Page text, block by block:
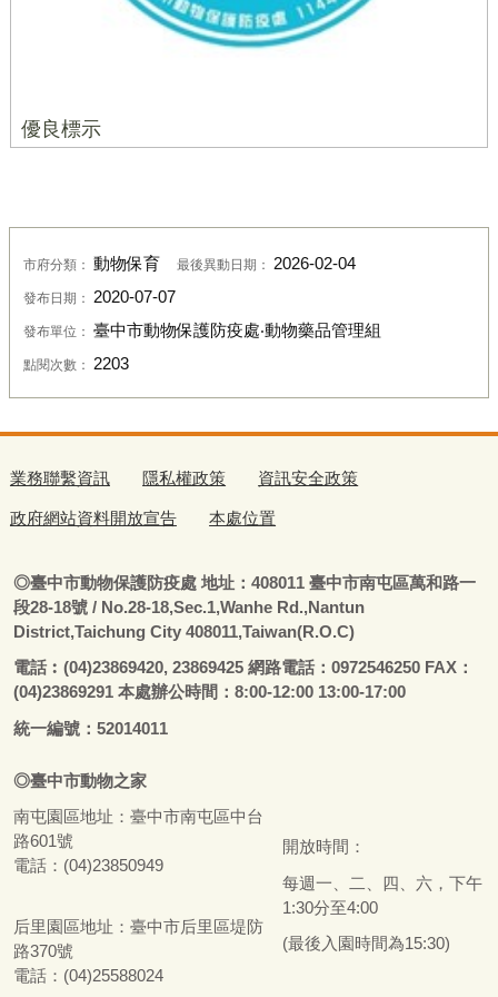
優良標示
市府分類： 動物保育 最後異動日期： 2026-02-04
發布日期： 2020-07-07
發布單位： 臺中市動物保護防疫處‧動物藥品管理組
點閱次數： 2203
業務聯繫資訊 隱私權政策 資訊安全政策
政府網站資料開放宣告 本處位置
◎臺中市動物保護防疫處地址：408011 臺中市南屯區萬和路一
段28-18號 / No.28-18,Sec.1,Wanhe Rd.,Nantun
District,Taichung City 408011,Taiwan(R.O.C)
電話︰ (04)23869420, 23869425 網路電話：0972546250 FAX：
(04)23869291 本處辦公時間：8:00-12:00 13:00-17:00
統一編號：52014011
◎臺中市動物之家
南屯園區地址： 臺中市南屯區中台
路601號
電話：(04)23850949
后里園區地址： 臺中市后里區堤防
路370號
電話：(04)25588024
開放時間：
每週一、二、四、六，下午
1:30分至4:00
(最後入園時間為15:30)